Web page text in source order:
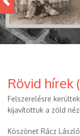
Rövid hírek
Felszerelésre
kijavítottuk a zöld
Köszönet Rácz